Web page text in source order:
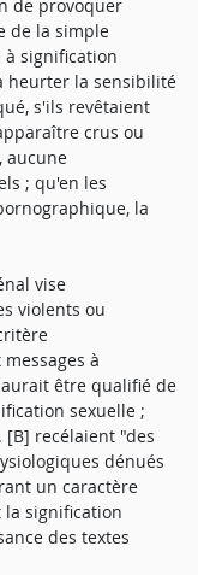
de provoquer
de la simple
signification
heurter la sensibilité
s'ils revêtaient
crus ou
aucune
; qu'en les
la
vise
violents ou
à
être qualifié de
sexuelle ;
[B] recélaient "des
dénués
un caractère
signification
des textes